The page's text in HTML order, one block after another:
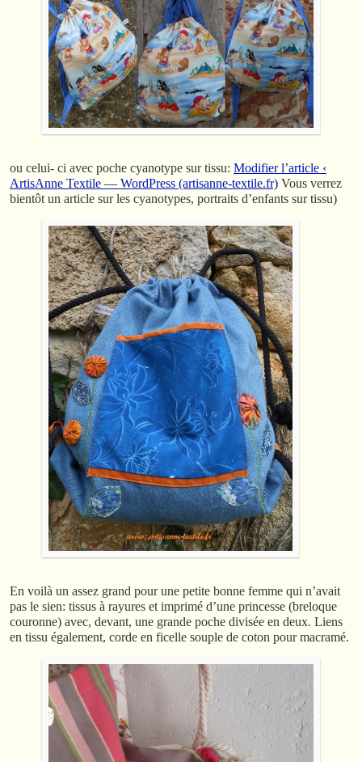
ou celui- ci avec poche cyanotype sur tissu: Modifier l’article ‹
ArtisAnne Textile — WordPress (artisanne-textile.fr) Vous verrez
bientôt un article sur les cyanotypes, portraits d’enfants sur tissu)
En voilà un assez grand pour une petite bonne femme qui n’avait
pas le sien: tissus à rayures et imprimé d’une princesse (breloque
couronne) avec, devant, une grande poche divisée en deux. Liens
en tissu également, corde en ficelle souple de coton pour macramé.